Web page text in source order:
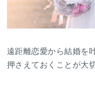
遠距離恋愛から結婚を
押さえておくことが大